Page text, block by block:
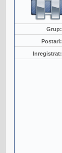
Grup:
Postari:
Inregistrat: